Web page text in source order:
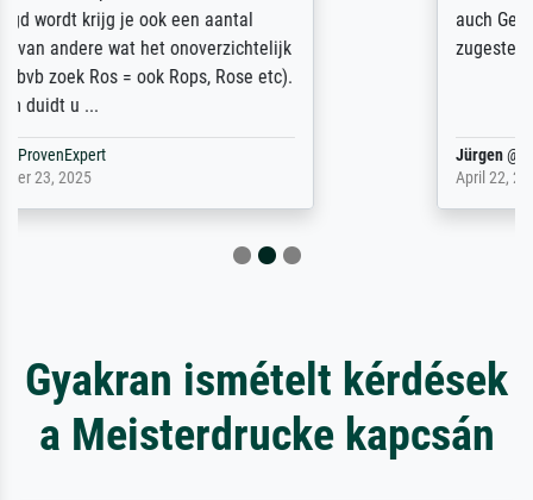
auch Geburtstag sein) doch nach zu Hause
zugestellt wurde.
Jürgen
Gyakran ismételt kérdések
a Meisterdrucke kapcsán